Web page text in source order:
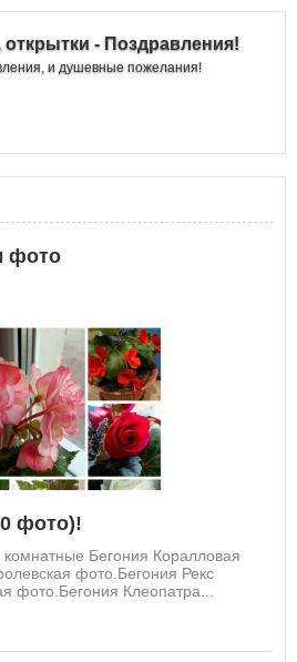
открытки - Поздравления!
и душевные пожелания!
фото
фото)!
Бегония Коралловая
фото.Бегония Рекс
фото.Бегония Клеопатра...